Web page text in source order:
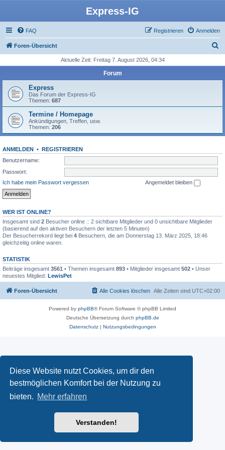
Diese Website nutzt Cookies, um dir den
bestmöglichen Komfort bei der Nutzung zu
bieten. Mehr erfahren
Verstanden!
Express-IG
FAQ Anmelden
Registrieren
Foren-Übersicht
h
Aktuelle Zeit: Freitag 7. August 2026, 04:34
Forum
Express
Das Forum der Express-IG
Themen: 687
Termine / Homepage
Ankündigungen, Treffen, usw.
Themen: 206
ANMELDEN • REGISTRIEREN
Benutzername:
Passwort:
Ich habe mein Passwort vergessen
Angemeldet bleiben
WER IST ONLINE?
Insgesamt sind 2 Besucher online :: 2 sichtbare Mitglieder und 0 unsichtbare Mitglieder
(basierend auf den aktiven Besuchern der letzten 5 Minuten)
Der Besucherrekord liegt bei 4 Besuchern, die am Donnerstag 13. März 2025, 18:46
gleichzeitig online waren.
STATISTIK
Beiträge insgesamt 3561 • Themen insgesamt 893 • Mitglieder insgesamt 502 • Unser
neuestes Mitglied: LewisPet
Foren-Übersicht Alle Zeiten sind UTC+02:00
Alle Cookies löschen
Powered by phpBB® Forum Software © phpBB Limited
Deutsche Übersetzung durch phpBB.de
Datenschutz| Nutzungsbedingungen